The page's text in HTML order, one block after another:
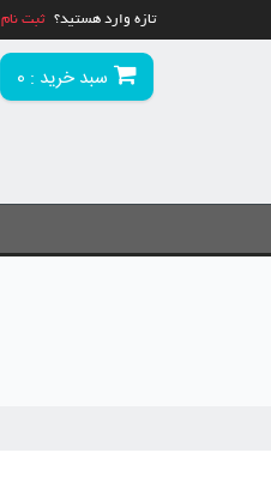
تازه وارد هستید؟ ثبت نام
سبد خرید : 0